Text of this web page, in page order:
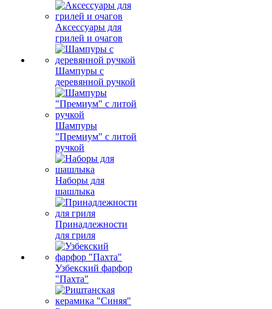
Аксессуары для
грилей и очагов
Шампуры с
деревянной ручкой
Шампуры
"Премиум" с литой
ручкой
Наборы для
шашлыка
Принадлежности
для гриля
Узбекский фарфор
"Пахта"